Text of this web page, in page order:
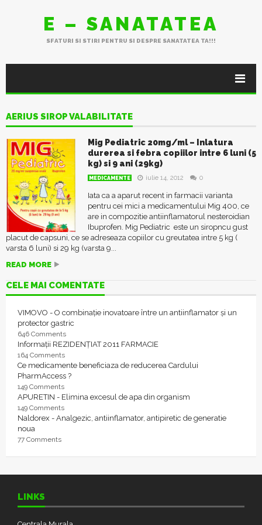
E – SANATATEA
SFATURI SI STIRI PENTRU SI DESPRE SANATATEA TA!!!
AERIUS SIROP VALABILITATE
Mig Pediatric 20mg/ml – Inlatura
durerea si febra copiilor intre 6 luni (5
kg) si 9 ani (29kg)
MEDICAMENTE iulie 14, 2012 0
Iata ca a aparut recent in farmacii varianta
pentru cei mici a medicamentului Mig 400, ce
are in compozitie antiinflamatorul nesteroidian
Ibuprofen. Mig Pediatric este un siropncu gust
placut de capsuni, ce se adreseaza copiilor cu greutatea intre 5 kg (
varsta 6 luni) si 29 kg (varsta 9...
READ MORE
CELE MAI COMENTATE
VIMOVO - O combinație inovatoare între un antiinflamator și un
protector gastric
646 Comments
Informații REZIDENȚIAT 2011 FARMACIE
164 Comments
Ce medicamente beneficiaza de reducerea Cardului
PharmAccess ?
149 Comments
APURETIN - Elimina excesul de apa din organism
149 Comments
Naldorex - Analgezic, antiinflamator, antipiretic de generatie
noua
77 Comments
LINKS